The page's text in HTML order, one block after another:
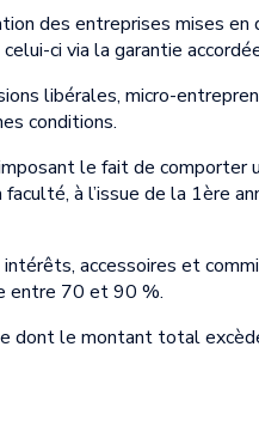
des entreprises mises en
ci via la garantie
libérales, micro-
conditions.
le fait de comporter
à l’issue de la 1ère
accessoires et
entre 70 et 90 %.
dont le montant total